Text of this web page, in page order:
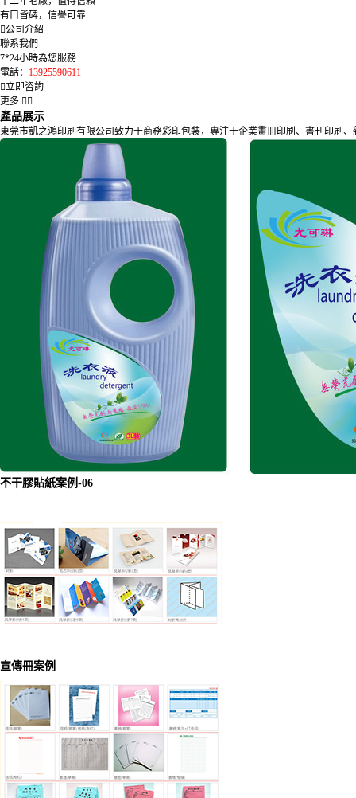
有口皆碑，信譽可靠
公司介紹
聯系我們
7*24小時為您服務
電話： 13925590611
立即咨詢
更多
產品展示
東莞市凱之鴻印刷有限公司致力于商務彩印包裝，專注于企業畫冊印刷、書刊印刷
不干膠貼紙案例-06
宣傳冊案例